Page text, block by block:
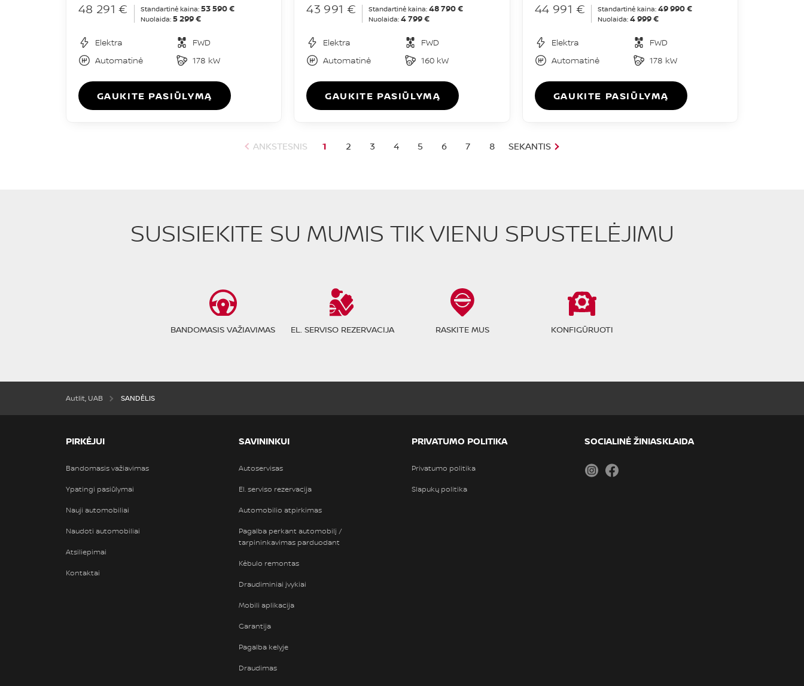
48 291 € Standartinė kaina: 53 590 €
Nuolaida: 5 299 €
Elektra
FWD
Automatinė
178 kW
GAUKITE PASIŪLYMĄ
43 991 € Standartinė kaina: 48 790 €
Nuolaida: 4 799 €
Elektra
FWD
Automatinė
160 kW
GAUKITE PASIŪLYMĄ
44 991 € Standartinė kaina: 49 990 €
Nuolaida: 4 999 €
Elektra
FWD
Automatinė
178 kW
GAUKITE PASIŪLYMĄ
ANKSTESNIS SEKANTIS
1 2 3 4 5 6 7 8
SUSISIEKITE SU MUMIS TIK VIENU SPUSTELĖJIMU
BANDOMASIS VAŽIAVIMAS EL. SERVISO REZERVACIJA RASKITE MUS KONFIGŪRUOTI
Autlit, UAB SANDĖLIS
PIRKĖJUI
Bandomasis važiavimas
Ypatingi pasiūlymai
Nauji automobiliai
Naudoti automobiliai
Atsiliepimai
Kontaktai
SAVININKUI
Autoservisas
El. serviso rezervacija
Automobilio atpirkimas
Pagalba perkant automobilį /
tarpininkavimas parduodant
Kėbulo remontas
Draudiminiai įvykiai
Mobili aplikacija
Garantija
Pagalba kelyje
Draudimas
PRIVATUMO POLITIKA
Privatumo politika
Slapukų politika
SOCIALINĖ ŽINIASKLAIDA
Instagram